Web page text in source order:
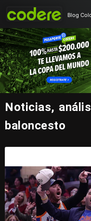
Blog
Noticias,
baloncesto